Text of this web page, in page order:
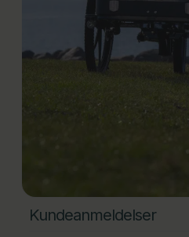
Kundeanmeldelser